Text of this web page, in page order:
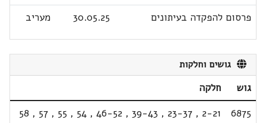
פרסום להפקדה בעיתונים
30.05.25 מעריב
גושים וחלקות
גוש
חלקה
6875
2-21
,
23-37
,
39-43
,
46-52
,
54
,
55
,
57
,
58